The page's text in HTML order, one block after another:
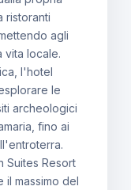
ristoranti
agli
vita locale.
l'hotel
le
archeologici
fino ai
Suites Resort
massimo del